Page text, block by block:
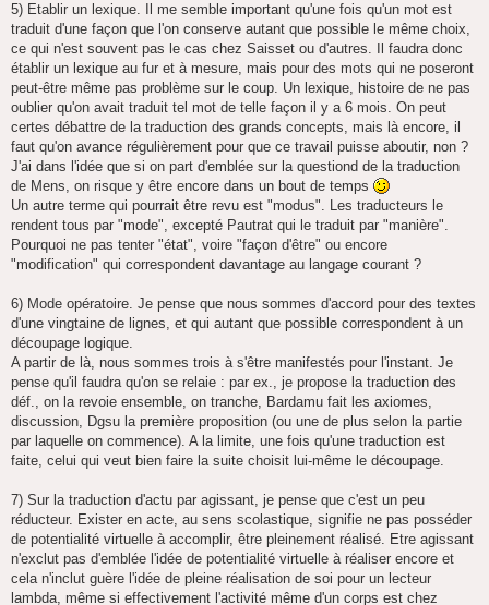
5) Etablir un lexique. Il me semble important qu'une fois qu'un mot est
traduit d'une façon que l'on conserve autant que possible le même choix,
ce qui n'est souvent pas le cas chez Saisset ou d'autres. Il faudra donc
établir un lexique au fur et à mesure, mais pour des mots qui ne poseront
peut-être même pas problème sur le coup. Un lexique, histoire de ne pas
oublier qu'on avait traduit tel mot de telle façon il y a 6 mois. On peut
certes débattre de la traduction des grands concepts, mais là encore, il
faut qu'on avance régulièrement pour que ce travail puisse aboutir, non ?
J'ai dans l'idée que si on part d'emblée sur la questiond de la traduction
de Mens, on risque y être encore dans un bout de temps
Un autre terme qui pourrait être revu est "modus". Les traducteurs le
rendent tous par "mode", excepté Pautrat qui le traduit par "manière".
Pourquoi ne pas tenter "état", voire "façon d'être" ou encore
"modification" qui correspondent davantage au langage courant ?
6) Mode opératoire. Je pense que nous sommes d'accord pour des textes
d'une vingtaine de lignes, et qui autant que possible correspondent à un
découpage logique.
A partir de là, nous sommes trois à s'être manifestés pour l'instant. Je
pense qu'il faudra qu'on se relaie : par ex., je propose la traduction des
déf., on la revoie ensemble, on tranche, Bardamu fait les axiomes,
discussion, Dgsu la première proposition (ou une de plus selon la partie
par laquelle on commence). A la limite, une fois qu'une traduction est
faite, celui qui veut bien faire la suite choisit lui-même le découpage.
7) Sur la traduction d'actu par agissant, je pense que c'est un peu
réducteur. Exister en acte, au sens scolastique, signifie ne pas posséder
de potentialité virtuelle à accomplir, être pleinement réalisé. Etre agissant
n'exclut pas d'emblée l'idée de potentialité virtuelle à réaliser encore et
cela n'inclut guère l'idée de pleine réalisation de soi pour un lecteur
lambda, même si effectivement l'activité même d'un corps est chez